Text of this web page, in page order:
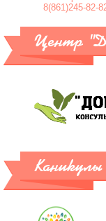
8(861)245-82-
Центр
Каникулы